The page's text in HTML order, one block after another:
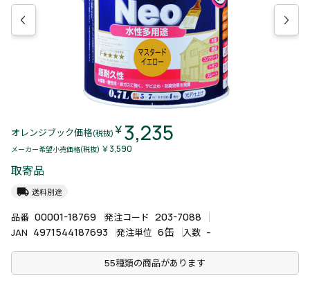
オレンジブック価格(税抜) ￥3,235
メーカー希望小売価格(税抜) ￥3,590
取寄品
local_shipping 送料別途
品番 00001-18769 発注コード 203-7088
JAN 4971544187693 発注単位 6缶 入数 -
55種類の商品があります